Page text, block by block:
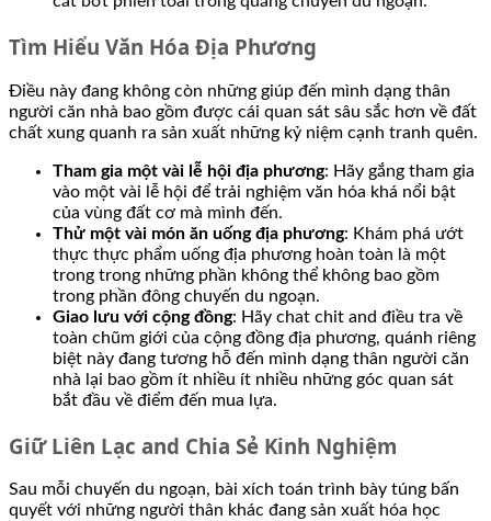
Tìm Hiểu Văn Hóa Địa Phương
Điều này đang không còn những giúp đến mình dạng thân
người căn nhà bao gồm được cái quan sát sâu sắc hơn về đất
chất xung quanh ra sản xuất những kỷ niệm cạnh tranh quên.
Tham gia một vài lễ hội địa phương: Hãy gắng tham gia
vào một vài lễ hội để trải nghiệm văn hóa khá nổi bật
của vùng đất cơ mà mình đến.
Thử một vài món ăn uống địa phương: Khám phá ướt
thực thực phẩm uống địa phương hoàn toàn là một
trong trong những phần không thể không bao gồm
trong phần đông chuyến du ngoạn.
Giao lưu với cộng đồng: Hãy chat chit and điều tra về
toàn chũm giới của cộng đồng địa phương, quánh riêng
biệt này đang tương hỗ đến mình dạng thân người căn
nhà lại bao gồm ít nhiều ít nhiều những góc quan sát
bắt đầu về điểm đến mua lựa.
Giữ Liên Lạc and Chia Sẻ Kinh Nghiệm
Sau mỗi chuyến du ngoạn, bài xích toán trình bày túng bấn
quyết với những người thân khác đang sản xuất hóa học